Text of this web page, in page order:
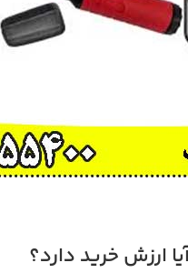
ارزش خرید دارد؟